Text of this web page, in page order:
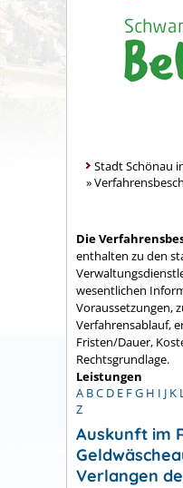
Stadt Schönau
»
Die
enthalten zu den
wesentlichen
Voraussetzungen,
Verfahrensablauf,
Fristen/Dauer,
Rechtsgrundlage.
Leistungen
A BC D E FG H I J K L
Z
Auskunft im
Verlangen